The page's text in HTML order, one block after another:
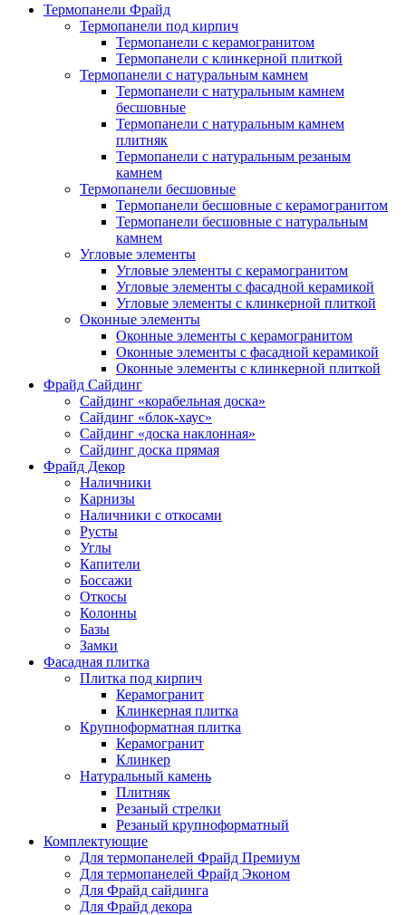
Термопанели Фрайд
Термопанели под кирпич
Термопанели с керамогранитом
Термопанели с клинкерной плиткой
Термопанели с натуральным камнем
Термопанели с натуральным камнем
бесшовные
Термопанели с натуральным камнем
плитняк
Термопанели с натуральным резаным
камнем
Термопанели бесшовные
Термопанели бесшовные с керамогранитом
Термопанели бесшовные с натуральным
камнем
Угловые элементы
Угловые элементы с керамогранитом
Угловые элементы с фасадной керамикой
Угловые элементы с клинкерной плиткой
Оконные элементы
Оконные элементы с керамогранитом
Оконные элементы с фасадной керамикой
Оконные элементы с клинкерной плиткой
Фрайд Сайдинг
Сайдинг «корабельная доска»
Сайдинг «блок-хаус»
Сайдинг «доска наклонная»
Сайдинг доска прямая
Фрайд Декор
Наличники
Карнизы
Наличники с откосами
Русты
Углы
Капители
Боссажи
Откосы
Колонны
Базы
Замки
Фасадная плитка
Плитка под кирпич
Керамогранит
Клинкерная плитка
Крупноформатная плитка
Керамогранит
Клинкер
Натуральный камень
Плитняк
Резаный стрелки
Резаный крупноформатный
Комплектующие
Для термопанелей Фрайд Премиум
Для термопанелей Фрайд Эконом
Для Фрайд сайдинга
Для Фрайд декора